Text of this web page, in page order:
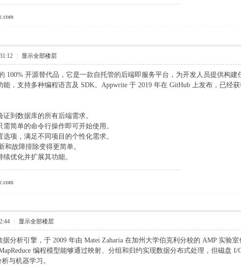
显示全部楼层
100% 开源替代品，它是一款自托管的后端即服务平台，为开发人员提供构
，支持多种编程语言及 SDK。Appwrite 于 2019 年在 GitHub 上发布，已经
到数据库的所有后端需求。
简单的命令行操作即可开始使用。
项，满足不同项目的个性化需求。
和故障排除变得更简单。
优化并扩展其功能。
显示全部楼层
据分析引擎，于 2009 年由 Matei Zaharia 在加州大学伯克利分校的 AMP 实
编程模型能够通过映射、分组和归约实现数据分布式处理，但磁盘
与机器学习。